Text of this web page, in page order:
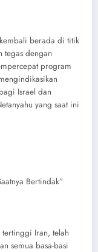
berada di titik
tegas dengan
program
Israel dan
yang saat ini
Bertindak”
tertinggi Iran, telah
semua basa-basi